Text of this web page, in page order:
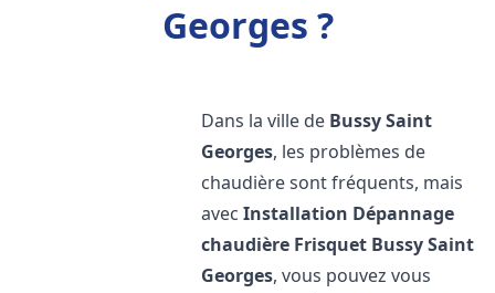
Georges ?
Dans la ville de Bussy Saint
Georges, les problèmes de
chaudière sont fréquents, mais
avecInstallation Dépannage
chaudière Frisquet Bussy Saint
Georges, vous pouvez vous